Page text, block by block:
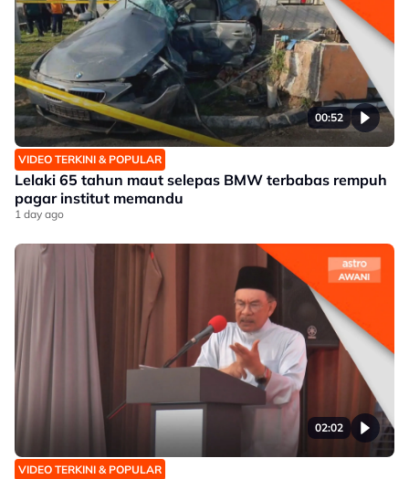
00:52
VIDEO TERKINI & POPULAR
Lelaki 65 tahun maut selepas BMW terbabas rempuh
pagar institut memandu
1 day ago
02:02
VIDEO TERKINI & POPULAR